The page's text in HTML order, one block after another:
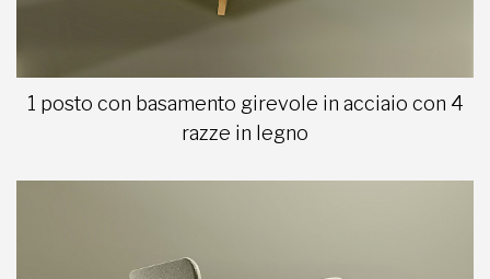
1 posto con basamento girevole in acciaio con 4
razze in legno